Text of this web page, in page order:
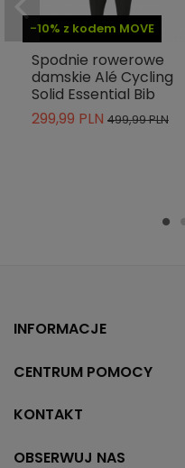
-10% z kodem MOVE
Spodnie rowerowe
damskie Alé Cycling
Solid Essential Bib
299,99 PLN 499,99 PLN
INFORMACJE
CENTRUM POMOCY
KONTAKT
OBSERWUJ NAS